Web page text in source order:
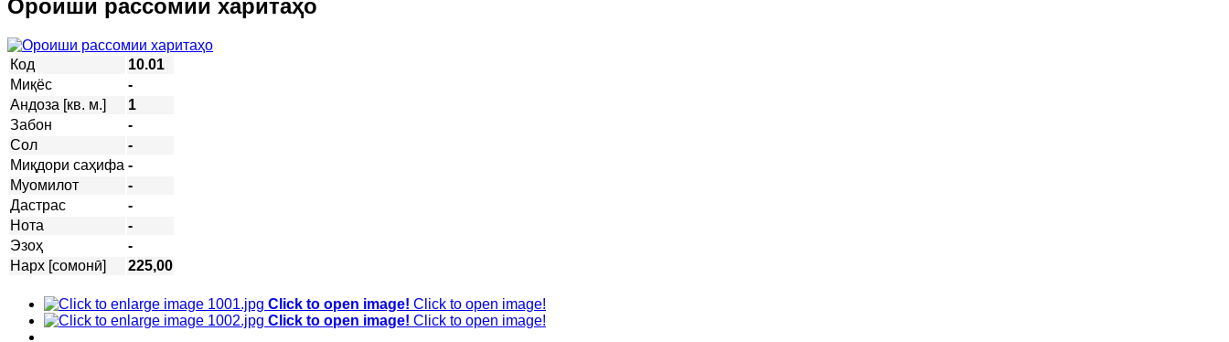
Ороиши рассомии харитаҳо
Код
10.01
Миқёс
-
Андоза [кв. м.]
1
Забон
-
Сол
-
Миқдори саҳифа -
Муомилот
-
Дастрас
-
Нота
-
Эзоҳ
-
Нарх [сомонӣ]
225,00
Click to open image! Click to open image!
Click to open image! Click to open image!